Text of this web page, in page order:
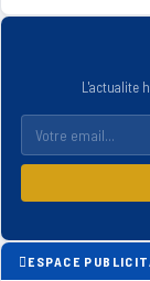
L'actualite
ESPACE